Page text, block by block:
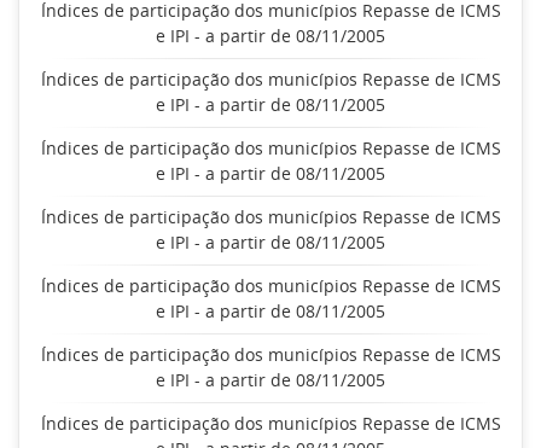
Índices de participação dos municípios Repasse de ICMS
e IPI - a partir de 08/11/2005
Índices de participação dos municípios Repasse de ICMS
e IPI - a partir de 08/11/2005
Índices de participação dos municípios Repasse de ICMS
e IPI - a partir de 08/11/2005
Índices de participação dos municípios Repasse de ICMS
e IPI - a partir de 08/11/2005
Índices de participação dos municípios Repasse de ICMS
e IPI - a partir de 08/11/2005
Índices de participação dos municípios Repasse de ICMS
e IPI - a partir de 08/11/2005
Índices de participação dos municípios Repasse de ICMS